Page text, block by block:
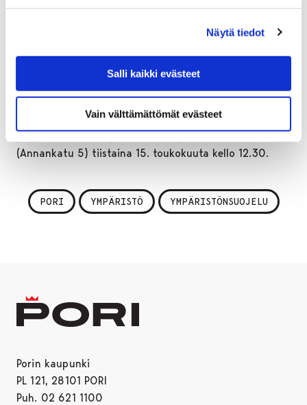
Näytä tiedot
Salli kaikki evästeet
Vain välttämättömät evästeet
-tilaisuuden toukokuusta 1996 alkaen. Vuosittain
aloilta, kertoo Jarkko Kivelä pitkästä
Luento ja keskustelutilaisuus Studia Lyciensia
(Annankatu 5) tiistaina 15. toukokuuta kello 12.30.
PORI YMPÄRISTÖ YMPÄRISTÖNSUOJELU
Porin kaupunki
PL 121, 28101 PORI
Puh. 02 621 1100